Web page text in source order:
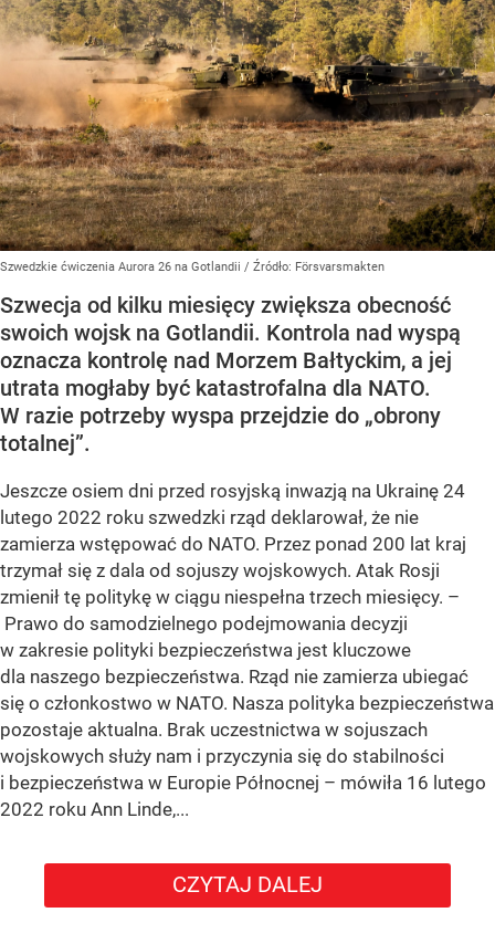
Szwedzkie ćwiczenia Aurora 26 na Gotlandii / Źródło: Försvarsmakten
Szwecja od kilku miesięcy zwiększa obecność
swoich wojsk na Gotlandii. Kontrola nad wyspą
oznacza kontrolę nad Morzem Bałtyckim, a jej
utrata mogłaby być katastrofalna dla NATO.
W razie potrzeby wyspa przejdzie do „obrony
totalnej”.
Jeszcze osiem dni przed rosyjską inwazją na Ukrainę 24
lutego 2022 roku szwedzki rząd deklarował, że nie
zamierza wstępować do NATO. Przez ponad 200 lat kraj
trzymał się z dala od sojuszy wojskowych. Atak Rosji
zmienił tę politykę w ciągu niespełna trzech miesięcy. –
Prawo do samodzielnego podejmowania decyzji
w zakresie polityki bezpieczeństwa jest kluczowe
dla naszego bezpieczeństwa. Rząd nie zamierza ubiegać
się o członkostwo w NATO. Nasza polityka bezpieczeństwa
pozostaje aktualna. Brak uczestnictwa w sojuszach
wojskowych służy nam i przyczynia się do stabilności
i bezpieczeństwa w Europie Północnej – mówiła 16 lutego
2022 roku Ann Linde,...
CZYTAJ DALEJ